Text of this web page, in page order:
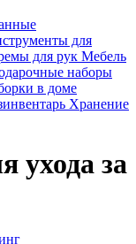
для
для рук Мебель
наборы
в доме
Хранение
ухода за